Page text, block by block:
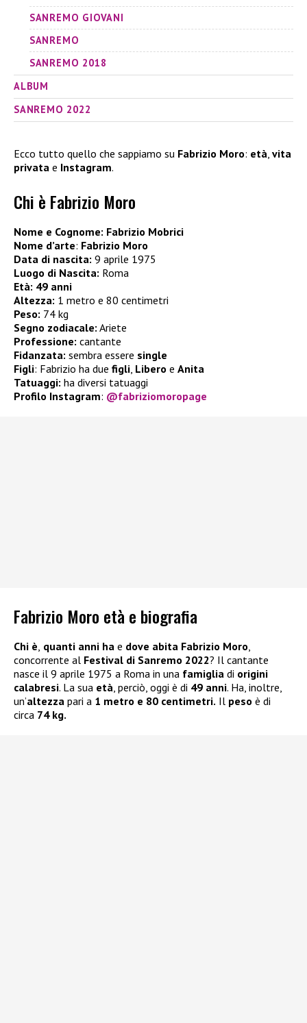
SANREMO GIOVANI
SANREMO
SANREMO 2018
ALBUM
SANREMO 2022
Ecco tutto quello che sappiamo su Fabrizio Moro: età vita
privata e Instagram.
Chi è Fabrizio Moro
Nome e Cognome: Fabrizio Mobrici
Nome d’arte: Fabrizio Moro
Data di nascita: 9 aprile 1975
Luogo di Nascita: Roma
Età: 49 anni
Altezza: 1 metro e 80 centimetri
Peso: 74 kg
Segno zodiacale: Ariete
Professione: cantante
Fidanzata: sembra essere single
Figli: Fabrizio ha due figli, Libero e Anita
Tatuaggi: ha diversi tatuaggi
Profilo Instagram: @fabriziomoropage
Fabrizio Moro età e biografia
Chi è quanti anni ha e dove abita Fabrizio Moro
concorrente al Festival di Sanremo 2022? Il cantante
nasce il 9 aprile 1975 a Roma in una famiglia di origini
calabresi. La sua età , perciò, oggi è di 49 anni. Ha, inoltre,
un’altezza pari a 1 metro e 80 centimetri. Il peso è di
circa 74 kg.